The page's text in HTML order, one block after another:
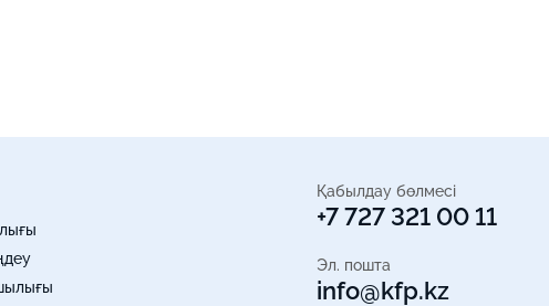
Қабылдау бөлмесі
+7 727 321 00 11
Эл. пошта
info@kfp.kz